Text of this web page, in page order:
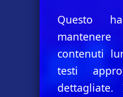
Questo
contenuti
testi